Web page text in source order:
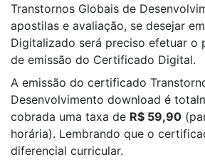
Transtornos Globais de
apostilas e avaliação, se desejar
Digitalizado será preciso efetuar o
de emissão do Certificado Digital.
A emissão do certificado
Desenvolvimento download é
cobrada uma taxa de R$ 59,90
horária). Lembrando que o
diferencial curricular.